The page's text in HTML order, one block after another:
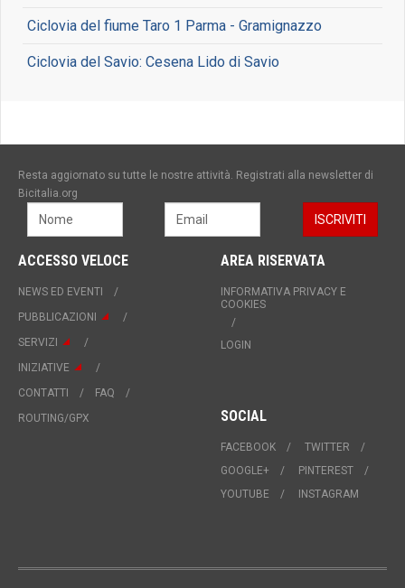
Ciclovia del fiume Taro 1 Parma - Gramignazzo
Ciclovia del Savio: Cesena Lido di Savio
Resta aggiornato su tutte le nostre attività. Registrati alla newsletter di
Bicitalia.org
ACCESSO VELOCE
NEWS ED EVENTI
PUBBLICAZIONI
SERVIZI
INIZIATIVE
CONTATTI
FAQ
ROUTING/GPX
AREA RISERVATA
INFORMATIVA PRIVACY E
COOKIES
LOGIN
SOCIAL
FACEBOOK
TWITTER
GOOGLE+
PINTEREST
YOUTUBE
INSTAGRAM